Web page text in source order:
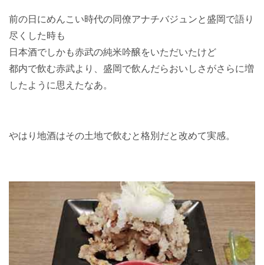
前の日にめんこい時代の同僚アナチバジュンと盛岡で語り
尽くした時も
日本酒でしかも赤武の純米吟醸をいただいたけど
都内で飲む赤武より、盛岡で飲んだらおいしさがさらに増
したように思えたなあ。
やはり地酒はその土地で飲むと格別だと改めて実感。